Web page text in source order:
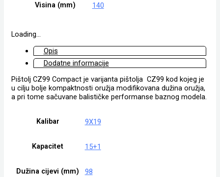
Visina (mm) 140
Loading...
Opis
Dodatne informacije
Pištolj CZ99 Compact je varijanta pištolja CZ99 kod kojeg je
u cilju bolje kompaktnosti oružja modifikovana dužina oružja,
a pri tome sačuvane balističke performanse baznog modela.
Kalibar 9X19
Kapacitet 15+1
Dužina cijevi (mm) 98